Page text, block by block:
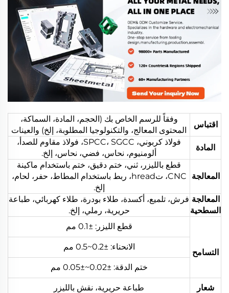
اقتباس
وفقاً للرسم الخاص بك (الحجم، المادة، السماكة،
المحتوى المعالج، والتكنولوجيا المطلوبة، إلخ) والعينات
المادة
فولاذ كربوني، SPCC، SGCC، فولاذ مقاوم للصدأ،
ألومنيوم، نحاس، فضي، نحاس، إلخ.
المعالجة
قطع بالليزر، ثني، ختم دقيق، ختم باستخدام ماكينة
CNC، تhread، ربط باستخدام المطاط، حفر، لحام،
إلخ.
المعالجة
السطحية
فرش، تلميع، أكسدة، طلاء بودرة، طلاء كهربائي، طباعة
حريرية، رملي، إلخ.
التسامح
قطع الليزر: ±0.1 مم
الانحناء: ±0.2~0.5 مم
ختم الدقة: ±0.02~±0.05 مم
شعار طباعة حريرية، نقش بالليزر